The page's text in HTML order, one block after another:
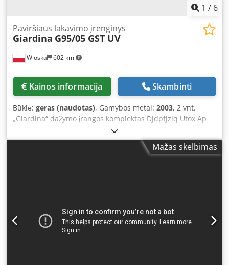
1 / 6
Wioska 602 km
Paviršiaus lakavimo įrenginys
Giardina G95/05 GST UV
Kainos informacija Skambinti
Būklė: geras (naudotas), Gamybos metai: 2003, 2 vnt.
„Giardina“ dažymo įrangos komplektas Djdpfjzlq Utox Ap
Heck Pagaminimo metai: nuo 2003 iki 2009 m. Valčiais
dažanti mašina UV džiovinimo įrenginys 1 UV džiovinimo
įrenginys 2 Valčiais dažanti mašina, modelis G95/05 „Baby“,
Mažas skelbimas